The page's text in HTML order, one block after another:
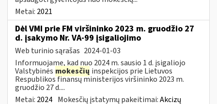
Metai: 2021
Dėl VMI prie FM viršininko 2023 m. gruodžio 27
d. įsakymo Nr. VA-99 įsigaliojimo
Web turinio sąrašas 2024-01-03
Informuojame, kad nuo 2024 m. sausio 1 d. įsigaliojo
Valstybinės mokesčių inspekcijos prie Lietuvos
Respublikos finansų ministerijos viršininko 2023 m.
gruodžio 27 d....
Metai: 2024 Mokesčių įstatymų pakeitimai:Akcizų